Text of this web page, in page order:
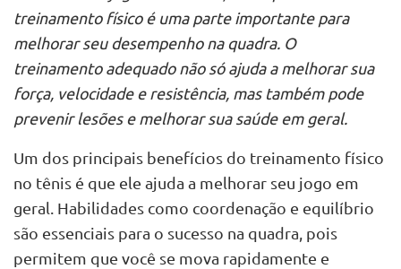
treinamento físico é uma parte importante para
melhorar seu desempenho na quadra. O
treinamento adequado não só ajuda a melhorar sua
força, velocidade e resistência, mas também pode
prevenir lesões e melhorar sua saúde em geral.
Um dos principais benefícios do treinamento físico
no tênis é que ele ajuda a melhorar seu jogo em
geral. Habilidades como coordenação e equilíbrio
são essenciais para o sucesso na quadra, pois
permitem que você se mova rapidamente e